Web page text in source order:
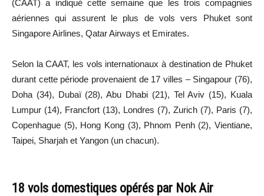
(CAAT) a indiqué cette semaine que les trois compagnies
aériennes qui assurent le plus de vols vers Phuket sont
Singapore Airlines, Qatar Airways et Emirates.
Selon la CAAT, les vols internationaux à destination de Phuket
durant cette période provenaient de 17 villes – Singapour (76),
Doha (34), Dubaï (28), Abu Dhabi (21), Tel Aviv (15), Kuala
Lumpur (14), Francfort (13), Londres (7), Zurich (7), Paris (7),
Copenhague (5), Hong Kong (3), Phnom Penh (2), Vientiane,
Taipei, Sharjah et Yangon (un chacun).
18 vols domestiques opérés par Nok Air